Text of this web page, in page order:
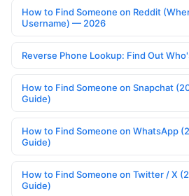
How to Find Someone on Reddit
Username) — 2026
Reverse Phone Lookup: Find Out
How to Find Someone on Snapchat
Guide)
How to Find Someone on WhatsApp
Guide)
How to Find Someone on Twitter / X
Guide)